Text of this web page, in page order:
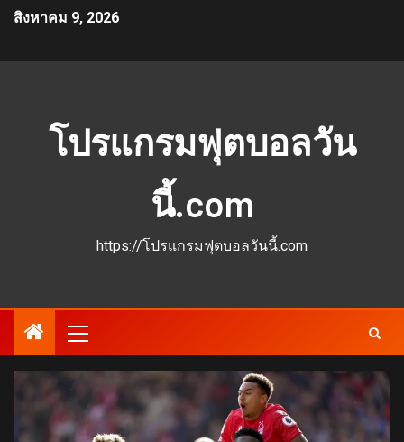
สิงหาคม 9, 2026
โปรแกรมฟุตบอลวัน
นี้.com
https://โปรแกรมฟุตบอลวันนี้.com